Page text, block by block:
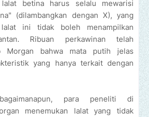
betina harus selalu mewarisi
(dilambangkan dengan X), yang
ini tidak boleh menampilkan
Ribuan perkawinan telah
Morgan bahwa mata putih jelas
yang hanya terkait dengan
para peneliti di
menemukan lalat yang tidak